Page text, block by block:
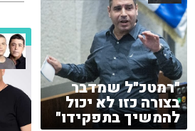
"רמטכ"ל שמדבר
בצורה כזו לא יכול
להמשיך בתפקידו"